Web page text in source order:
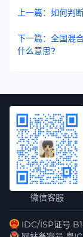
上一篇：如何判
下一篇：全国混
什么意思?
微信客服
IDC/ISP证号